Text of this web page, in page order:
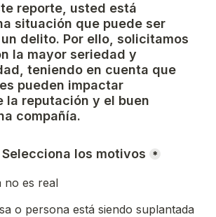
reporte, usted está
situación que puede ser
delito. Por ello, solicitamos
la mayor seriedad y
teniendo en cuenta que
pueden impactar
la reputación y el buen
compañía.
los motivos *
no es real
o persona está siendo suplantada